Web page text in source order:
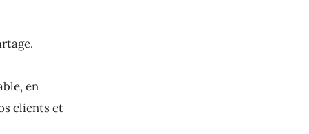
en
clients et